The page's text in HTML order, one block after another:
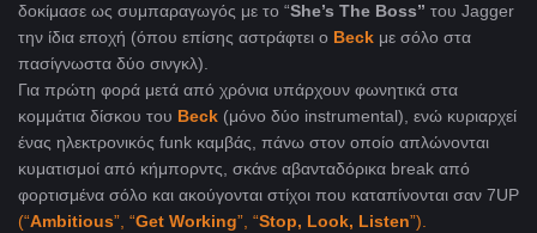
δοκίμασε ως συμπαραγωγός με το “She’s The Boss” του Jagger
την ίδια εποχή (όπου επίσης αστράφτει ο Beck με σόλο στα
πασίγνωστα δύο σινγκλ).
Για πρώτη φορά μετά από χρόνια υπάρχουν φωνητικά στα
κομμάτια δίσκου του Beck (μόνο δύο instrumental), ενώ κυριαρχεί
ένας ηλεκτρονικός funk καμβάς, πάνω στον οποίο απλώνονται
κυματισμοί από κήμπορντς, σκάνε αβανταδόρικα break από
φορτισμένα σόλο και ακούγονται στίχοι που καταπίνονται σαν 7UP
(“Ambitious”, “Get Working”, “Stop, Look, Listen”).